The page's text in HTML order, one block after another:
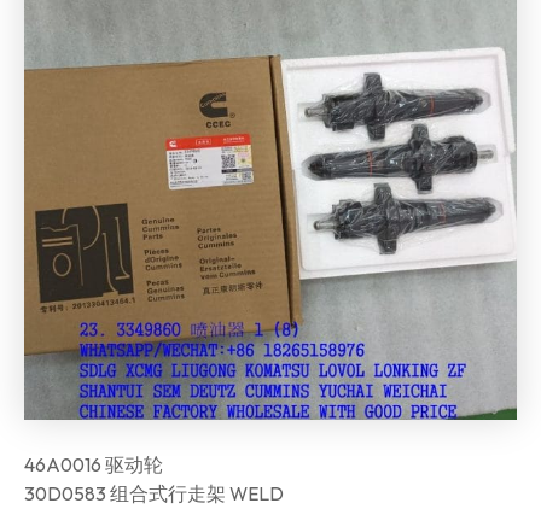
46A0016 驱动轮
30D0583 组合式行走架 WELD